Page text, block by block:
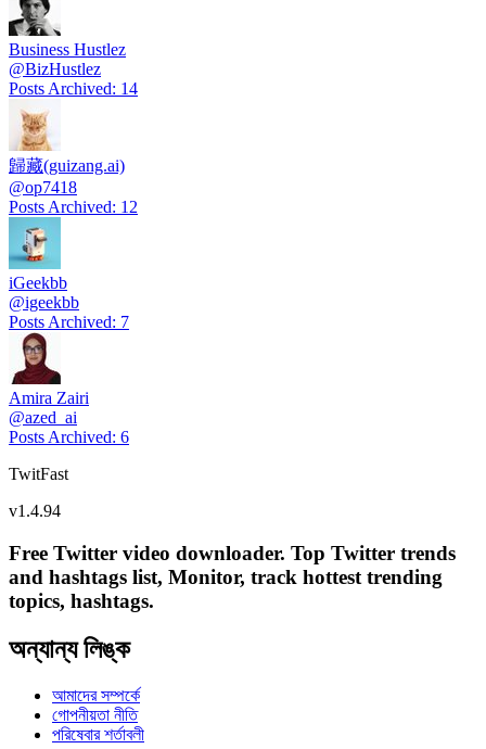
Business Hustlez
@BizHustlez
Posts Archived: 14
歸藏(guizang.ai)
@op7418
Posts Archived: 12
iGeekbb
@igeekbb
Posts Archived: 7
Amira Zairi
@azed_ai
Posts Archived: 6
TwitFast
v1.4.94
Free Twitter video downloader. Top Twitter trends
and hashtags list, Monitor, track hottest trending
topics, hashtags.
অন্যান্য লিঙ্ক
আমাদের সম্পর্কে
গোপনীয়তা নীতি
পরিষেবার শর্তাবলী